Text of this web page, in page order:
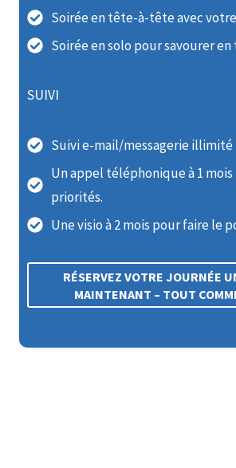
Soirée en tête-à-tête avec
Soirée en solo pour savourer
SUIVI
Suivi e-mail/messagerie illimité
Un appel téléphonique à 1
priorités.
Une visio à 2 mois pour faire le
RÉSERVEZ VOTRE JOURNÉE
MAINTENANT – TOUT